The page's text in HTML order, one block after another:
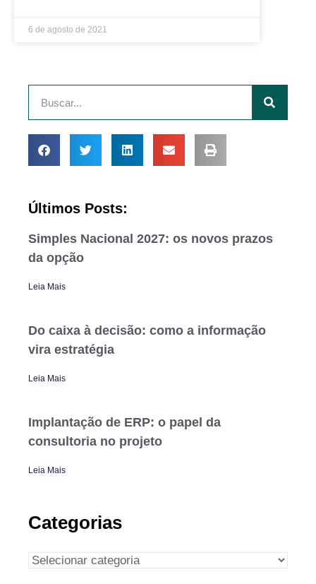
6 de agosto de 2021
Últimos Posts:
Simples Nacional 2027: os novos prazos
da opção
Leia Mais
Do caixa à decisão: como a informação
vira estratégia
Leia Mais
Implantação de ERP: o papel da
consultoria no projeto
Leia Mais
Categorias